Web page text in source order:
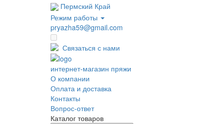
Пермский Край
Режим работы
pryazha59@gmail.com
Связаться с нами
интернет-магазин пряжи
О компании
Оплата и доставка
Контакты
Вопрос-ответ
Каталог товаров